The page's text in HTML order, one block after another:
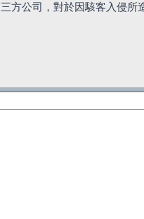
方公司，對於因駭客入侵所